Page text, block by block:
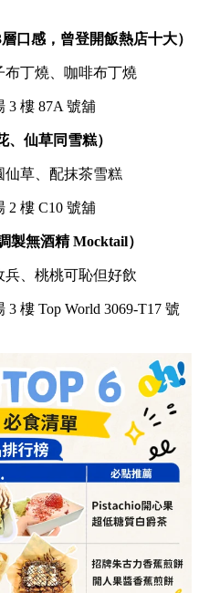
口感，曾登開飯熱店十大）
布丁燒、咖啡布丁燒
3 樓 87A 號舖
仙草同雪糕）
仙草、配抹茶雪糕
2 樓 C10 號舖
製無酒精 Mocktail）
兵、桃桃可恥但好飲
3 樓 Top World 3069-T17 號